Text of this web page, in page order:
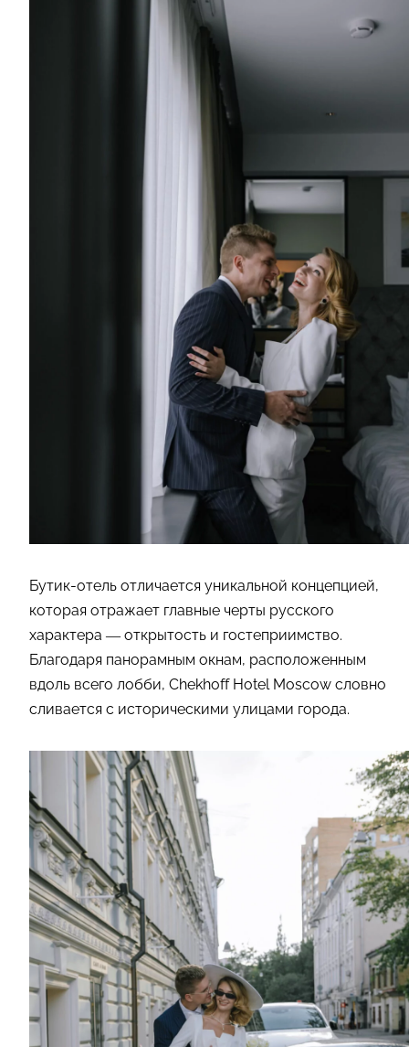
Бутик-отель отличается уникальной концепцией,
которая отражает главные черты русского
характера — открытость и гостеприимство.
Благодаря панорамным окнам, расположенным
вдоль всего лобби, Chekhoff Hotel Moscow словно
сливается с историческими улицами города.